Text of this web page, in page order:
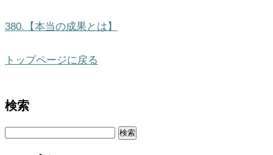
380.【本当の成果とは】
トップページに戻る
検索